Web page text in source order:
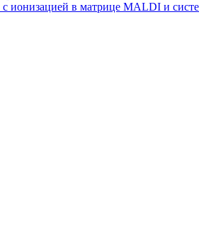
ионизацией в матрице MALDI и